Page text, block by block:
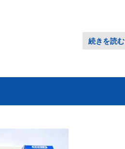
続きを読む